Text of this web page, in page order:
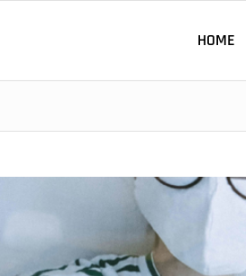
HOME